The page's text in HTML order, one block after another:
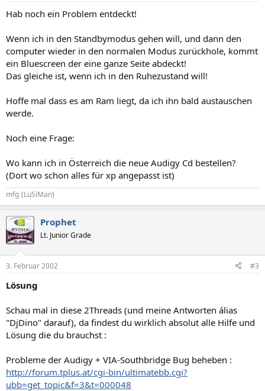
Hab noch ein Problem entdeckt!
Wenn ich in den Standbymodus gehen will, und dann den
computer wieder in den normalen Modus zurückhole, kommt
ein Bluescreen der eine ganze Seite abdeckt!
Das gleiche ist, wenn ich in den Ruhezustand will!
Hoffe mal dass es am Ram liegt, da ich ihn bald austauschen
werde.
Noch eine Frage:
Wo kann ich in Österreich die neue Audigy Cd bestellen?
(Dort wo schon alles für xp angepasst ist)
mfg {LuSiMan}
Prophet
Lt. Junior Grade
3. Februar 2002 #3
Lösung
Schau mal in diese 2Threads (und meine Antworten álias
"DjDino" darauf), da findest du wirklich absolut alle Hilfe und
Lösung die du brauchst :
Probleme der Audigy + VIA-Southbridge Bug beheben :
http://forum.tplus.at/cgi-bin/ultimatebb.cgi?
ubb=get_topic&f=3&t=000048